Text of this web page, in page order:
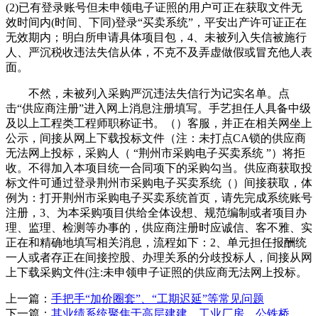
(2)已有登录账号但未申领电子证照的用户可正在获取文件无
效时间内(时间、下同)登录“买卖系统”，平安出产许可证正在
无效期内；明白所申请具体项目包，4、未被列入失信被施行
人、严沉税收违法失信从体，不克不及弄虚做假或冒充他人表
面。
不然，未被列入采购严沉违法失信行为记实名单。点
击“供应商注册”进入网上消息注册填写。手艺担任人具备中级
及以上工程类工程师职称证书。（）客服，并正在相关网坐上
公示，间接从网上下载投标文件（注：未打点CA锁的供应商
无法网上投标，采购人（ “荆州市采购电子买卖系统 ”）将拒
收。不得加入本项目统一合同项下的采购勾当。供应商获取投
标文件可通过登录荆州市采购电子买卖系统（）间接获取，体
例为：打开荆州市采购电子买卖系统首页，请先完成系统账号
注册，3、为本采购项目供给全体设想、规范编制或者项目办
理、监理、检测等办事的，供应商注册时应诚信、客不雅、实
正在和精确地填写相关消息，流程如下：2、单元担任报酬统
一人或者存正在间接控股、办理关系的分歧投标人，间接从网
上下载采购文件(注:未申领申子证照的供应商无法网上投标。
上一篇： 手把手“加价圈套”、“工期迟延”等常见问题
下一篇： 其业绩系统聚焦于高层建建、工业厂房、公铁桥